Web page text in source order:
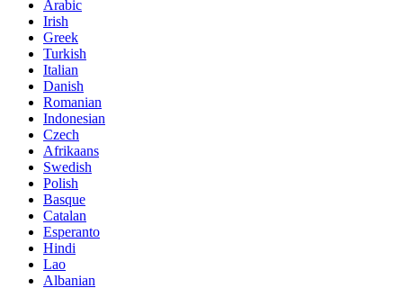
Arabic
Irish
Greek
Turkish
Italian
Danish
Romanian
Indonesian
Czech
Afrikaans
Swedish
Polish
Basque
Catalan
Esperanto
Hindi
Lao
Albanian